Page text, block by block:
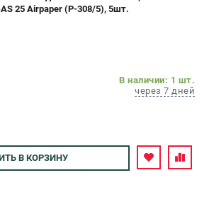
BOSCH GAS 25 Airpaper (P-308/5), 5шт.
В наличии: 1 шт.
через 7 дней
В КОРЗИНУ